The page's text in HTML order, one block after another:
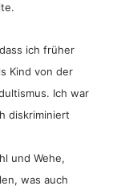
ich früher
Kind von der
Ich war
diskriminiert
und Wehe,
was auch